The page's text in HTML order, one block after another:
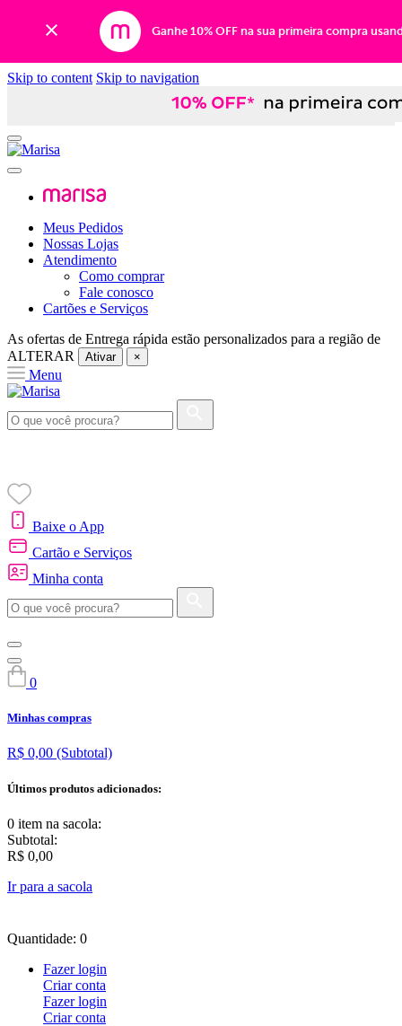
Ganhe 10% OFF na sua primeira compra
Skip to content Skip to navigation
Meus Pedidos
Nossas Lojas
Atendimento
Como comprar
Fale conosco
Cartões e Serviços
As ofertas de Entrega rápida estão personalizados para a região de
ALTERAR
Ativar ×
Menu
Baixe o App
Cartão e Serviços
Minha conta
0
Minhas compras
R$ 0,00 (Subtotal)
Últimos produtos adicionados:
0 item na sacola:
Subtotal:
R$ 0,00
Ir para a sacola
Quantidade: 0
Fazer login
Criar conta
Fazer login
Criar conta